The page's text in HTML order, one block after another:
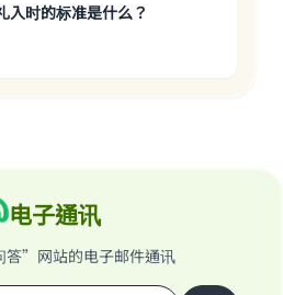
入时的标准是什么？
电子通讯
”网站的电子邮件通讯